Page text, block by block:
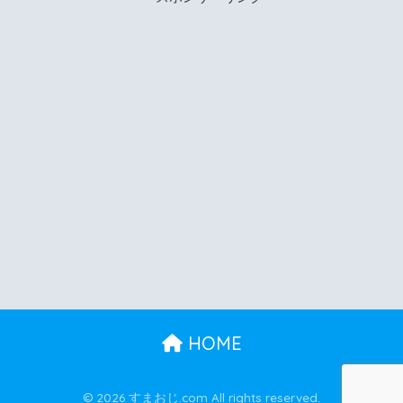
HOME
© 2026 すまおじ.com All rights reserved.